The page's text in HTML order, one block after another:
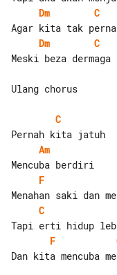
Dm
C
Dm
C
Meski beza
Ulang chorus
C
Am
F
C
F
Dan kita mencuba